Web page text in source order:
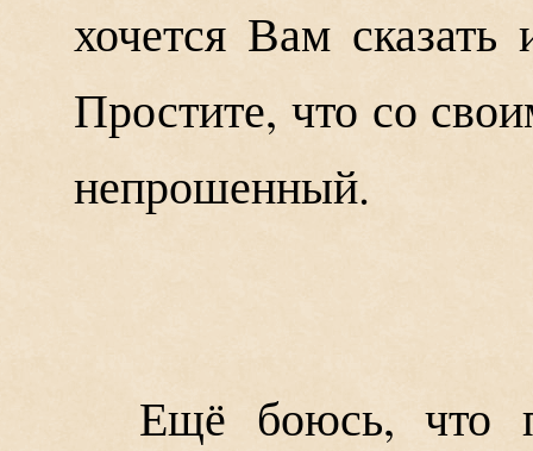
хочется Вам
Простите, что со
непрошенный.
Ещё боюсь, что